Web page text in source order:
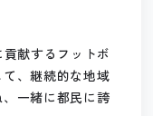
献するフットボ
、継続的な地域
一緒に都民に誇